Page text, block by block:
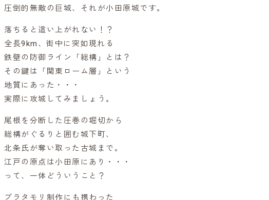
圧倒的無敵の巨城、それが小田原城です。
落ちると這い上がれない！？
全長9km、街中に突如現れる
鉄壁の防御ライン「総構」とは？
その鍵は「関東ローム層」という
地質にあった・・・
実際に攻城してみましょう。
尾根を分断した圧巻の堀切から
総構がぐるりと囲む城下町、
北条氏が奪い取った古城まで。
江戸の原点は小田原にあり・・・
って、一体どういうこと？
ブラタモリ制作にも携わった